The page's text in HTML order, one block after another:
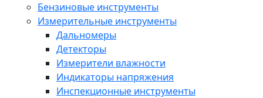
Бензиновые инструменты
Измерительные инструменты
Дальномеры
Детекторы
Измерители влажности
Индикаторы напряжения
Инспекционные инструменты